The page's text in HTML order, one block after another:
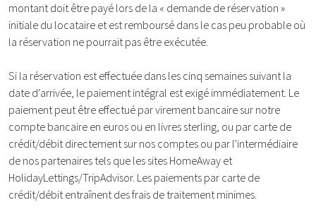
montant doit être payé lors de la « demande de réservation »
initiale du locataire et est remboursé dans le cas peu probable où
la réservation ne pourrait pas être exécutée.
Si la réservation est effectuée dans les cinq semaines suivant la
date d'arrivée, le paiement intégral est exigé immédiatement. Le
paiement peut être effectué par virement bancaire sur notre
compte bancaire en euros ou en livres sterling, ou par carte de
crédit/débit directement sur nos comptes ou par l'intermédiaire
de nos partenaires tels que les sites HomeAway et
HolidayLettings/TripAdvisor. Les paiements par carte de
crédit/débit entraînent des frais de traitement minimes.